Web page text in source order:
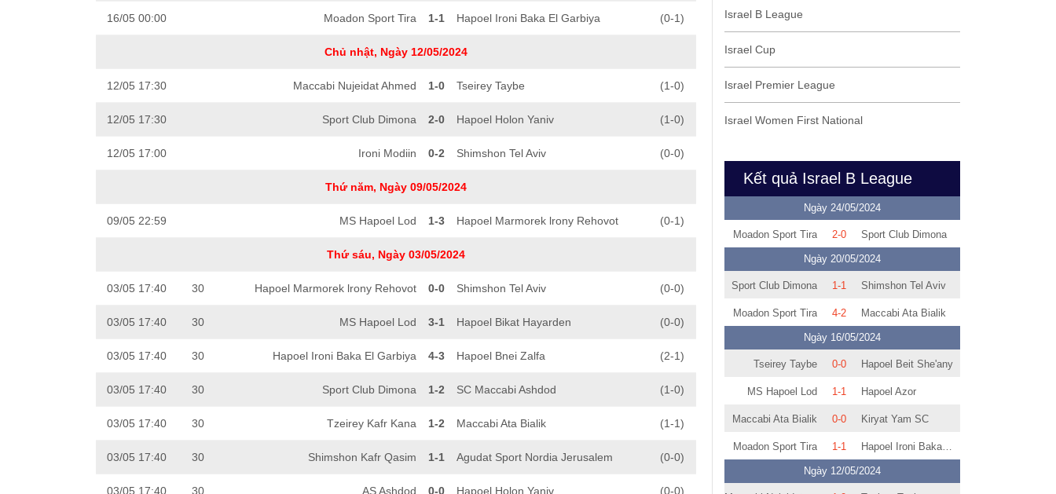
16/05 00:00 Moadon Sport Tira 1-1 Hapoel Ironi Baka El Garbiya (0-1)
Chủ nhật, Ngày 12/05/2024
12/05 17:30 Maccabi Nujeidat Ahmed 1-0 Tseirey Taybe (1-0)
12/05 17:30 Sport Club Dimona 2-0 Hapoel Holon Yaniv (1-0)
12/05 17:00 Ironi Modiin 0-2 Shimshon Tel Aviv (0-0)
Thứ năm, Ngày 09/05/2024
09/05 22:59 MS Hapoel Lod 1-3 Hapoel Marmorek lrony Rehovot (0-1)
Thứ sáu, Ngày 03/05/2024
03/05 17:40 30 Hapoel Marmorek lrony Rehovot 0-0 Shimshon Tel Aviv (0-0)
03/05 17:40 30 MS Hapoel Lod 3-1 Hapoel Bikat Hayarden (0-0)
03/05 17:40 30 Hapoel Ironi Baka El Garbiya 4-3 Hapoel Bnei Zalfa (2-1)
03/05 17:40 30 Sport Club Dimona 1-2 SC Maccabi Ashdod (1-0)
03/05 17:40 30 Tzeirey Kafr Kana 1-2 Maccabi Ata Bialik (1-1)
03/05 17:40 30 Shimshon Kafr Qasim 1-1 Agudat Sport Nordia Jerusalem (0-0)
03/05 17:40 30 AS Ashdod 0-0 Hapoel Holon Yaniv (0-0)
Israel B League
Israel Cup
Israel Premier League
Israel Women First National
Kết quả Israel B League
Ngày 24/05/2024
Moadon Sport Tira 2-0 Sport Club Dimona
Ngày 20/05/2024
Sport Club Dimona 1-1 Shimshon Tel Aviv
Moadon Sport Tira 4-2 Maccabi Ata Bialik
Ngày 16/05/2024
Tseirey Taybe 0-0 Hapoel Beit She'any
MS Hapoel Lod 1-1 Hapoel Azor
Maccabi Ata Bialik 0-0 Kiryat Yam SC
Moadon Sport Tira 1-1 Hapoel Ironi Baka El Garbiya
Ngày 12/05/2024